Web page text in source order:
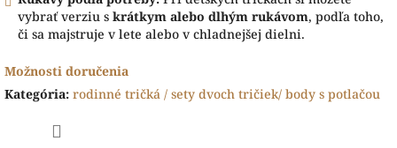
vybrať verziu s krátkym alebo dlhým rukávom, podľa toho,
či sa majstruje v lete alebo v chladnejšej dielni.
Možnosti doručenia
Kategória: rodinné tričká / sety dvoch tričiek/ body s potlačou